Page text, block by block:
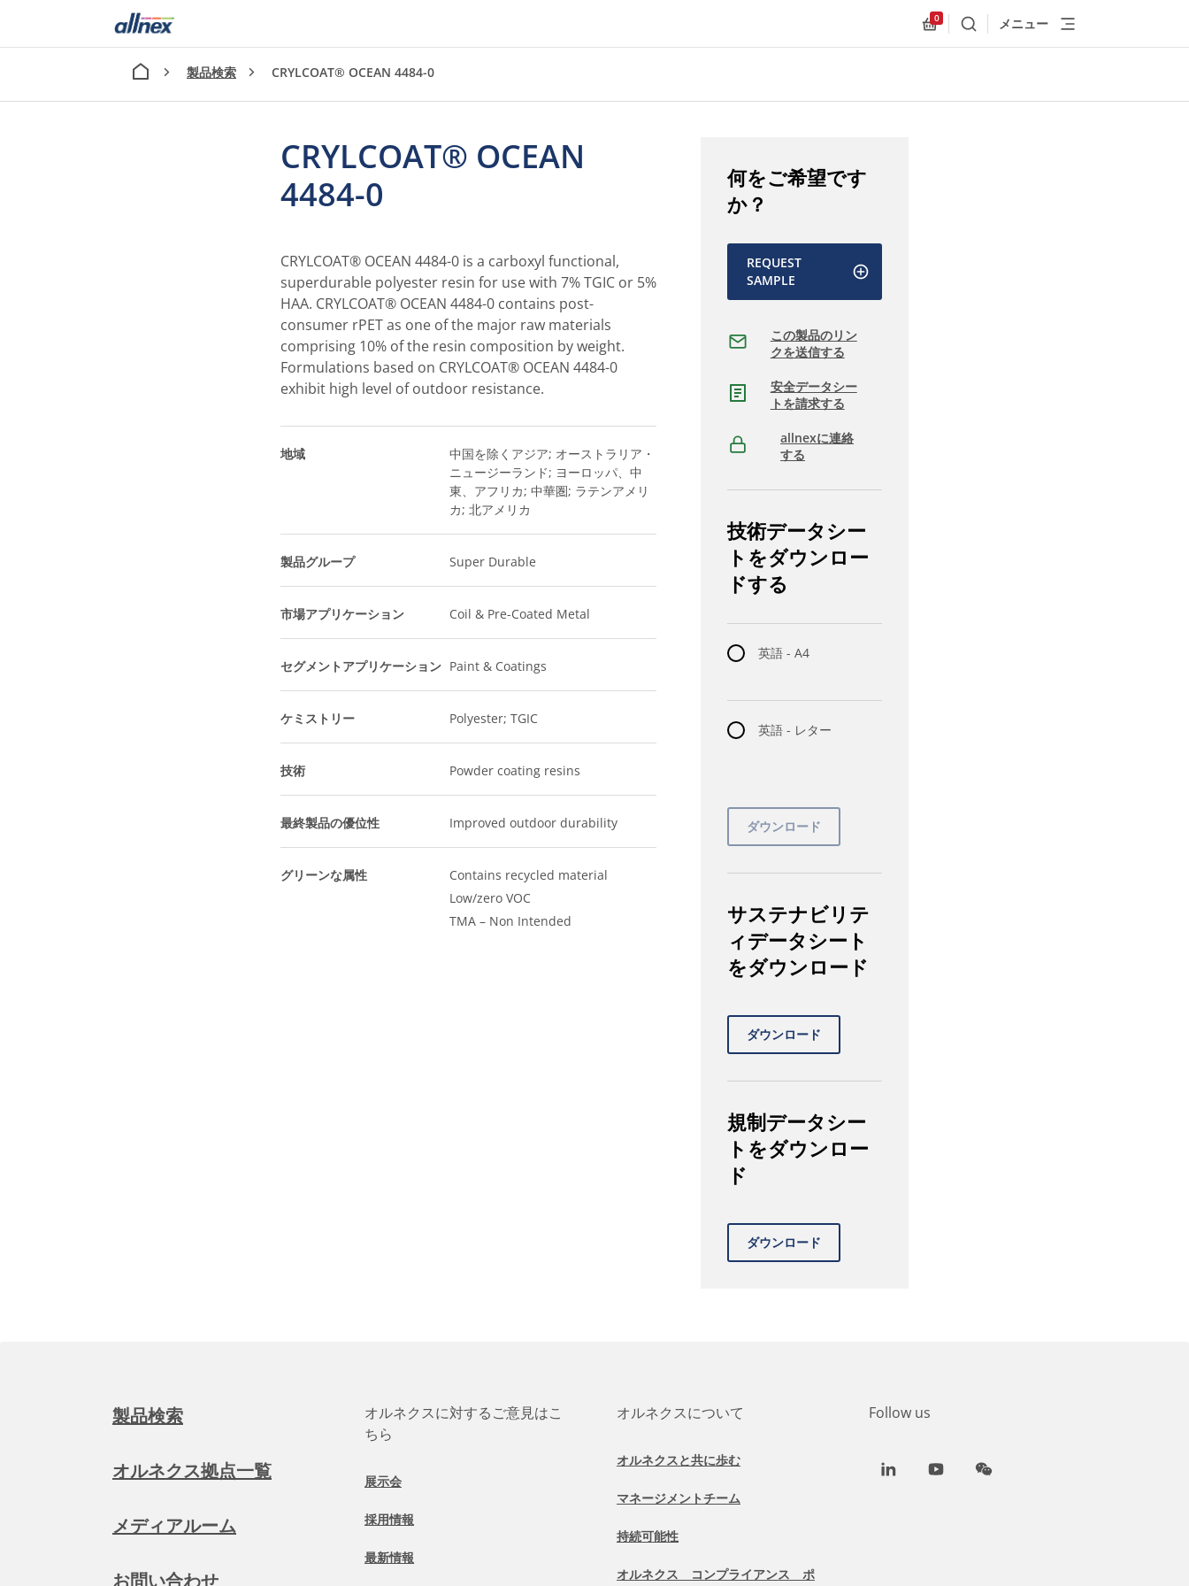
Allnex.GeneralResources.Cart
0
検索 メニュー
製品検索 CRYLCOAT® OCEAN 4484-0
CRYLCOAT® OCEAN
4484-0
CRYLCOAT® OCEAN 4484-0 is a carboxyl functional,
superdurable polyester resin for use with 7% TGIC or 5%
HAA. CRYLCOAT® OCEAN 4484-0 contains post-
consumer rPET as one of the major raw materials
comprising 10% of the resin composition by weight.
Formulations based on CRYLCOAT® OCEAN 4484-0
exhibit high level of outdoor resistance.
地域
中国を除くアジア; オーストラリア・
ニュージーランド; ヨーロッパ、中
東、アフリカ; 中華圏; ラテンアメリ
カ; 北アメリカ
製品グループ Super Durable
市場アプリケーション Coil & Pre-Coated Metal
セグメントアプリケーション Paint & Coatings
ケミストリー Polyester; TGIC
技術 Powder coating resins
最終製品の優位性 Improved outdoor durability
グリーンな属性
Contains recycled material
Low/zero VOC
TMA – Non Intended
何をご希望です
か？
REQUEST
SAMPLE
この製品のリン
クを送信する
安全データシー
トを請求する
allnexに連絡
する
技術データシー
トをダウンロー
ドする
英語 - A4
英語 - レター
サステナビリテ
ィデータシート
をダウンロード
規制データシー
トをダウンロー
ド
製品検索
オルネクス拠点一覧
メディアルーム
お問い合わせ
オルネクスに対するご意見はこ
ちら
展示会
採用情報
最新情報
オルネクスについて
オルネクスと共に歩む
マネージメントチーム
持続可能性
オルネクス コンプライアンス ポ
Follow us
LinkedInYoutubeWeChat